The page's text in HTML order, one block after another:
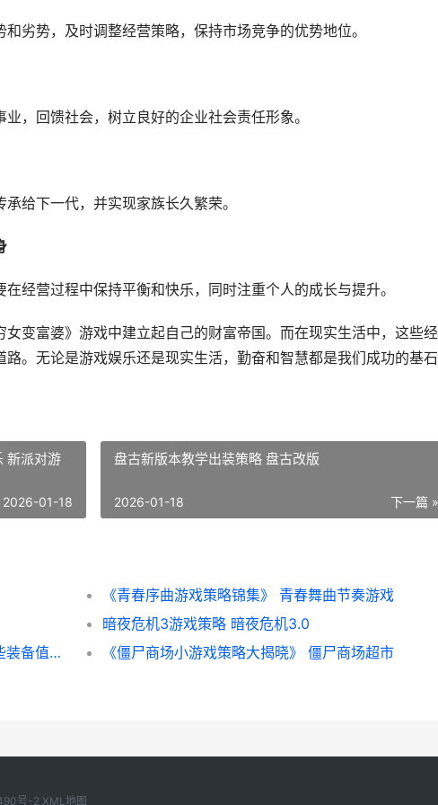
劣势，及时调整经营策略，保持市场竞争的优势地位。
，回馈社会，树立良好的企业社会责任形象。
给下一代，并实现家族长久繁荣。
经营过程中保持平衡和快乐，同时注重个人的成长与提升。
变富婆》游戏中建立起自己的财富帝国。而在现实生活中，这些
。无论是游戏娱乐还是现实生活，勤奋和智慧都是我们成功的基
新派对游
2026-01-18
盘古新版本教学出装策略 盘古改版
下一篇 »
2026-01-18
《青春序曲游戏策略锦集》 青春舞曲节奏游戏
暗夜危机3游戏策略 暗夜危机3.0
暗黑3中哪些装备可以打孔 暗黑3中哪些装备值得换
《僵尸商场小游戏策略大揭晓》 僵尸商场超市
号-2 XML地图